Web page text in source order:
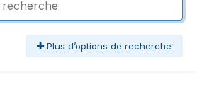
Plus d’options de recherche